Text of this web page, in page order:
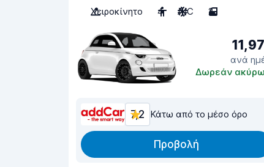
Χειροκίνητο
4 A/C 2
ανά
Δωρεάν
7,2 Κάτω από το μέσο όρο
Προβολή